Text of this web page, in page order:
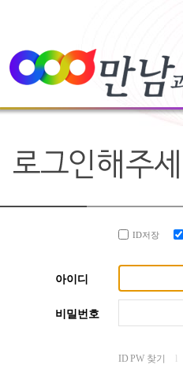
ID저장
아이디
비밀번호
ID PW 찾기